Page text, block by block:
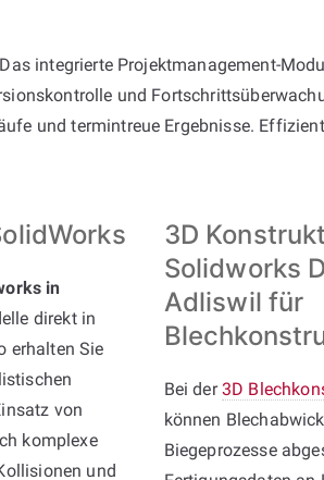
integrierte Projektmanagement-
und
und termintreue Ergebnisse.
in
direkt in
erhalten Sie
von
komplexe
und
3D
Solidworks
Adliswil für
Bei der3D
können
Biegeprozesse